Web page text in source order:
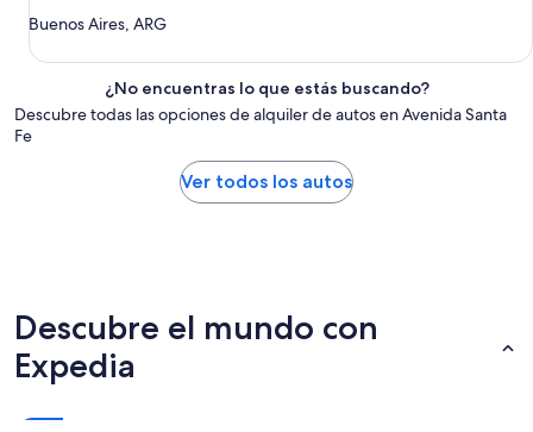
Buenos Aires, ARG
¿No encuentras lo que estás buscando?
Descubre todas las opciones de alquiler de autos en Avenida Santa
Fe
Ver todos los autos
Descubre el mundo con
Expedia